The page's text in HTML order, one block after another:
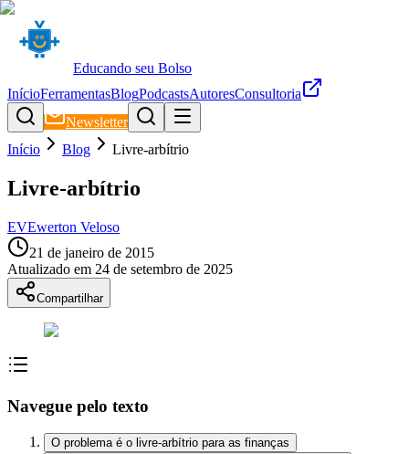
Educando seu Bolso
InícioFerramentasBlogPodcastsAutoresConsultoria
Newsletter
Início
Blog Livre-arbítrio
Livre-arbítrio
EVEwerton Veloso
21 de janeiro de 2015
Atualizado em 24 de setembro de 2025
Compartilhar
Navegue pelo texto
O problema é o livre-arbítrio para as finanças